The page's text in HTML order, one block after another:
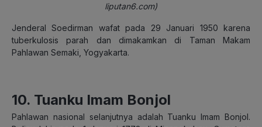
liputan6.com)
Jenderal Soedirman wafat pada 29 Januari 1950 karena
tuberkulosis parah dan dimakamkan di Taman Makam
Pahlawan Semaki, Yogyakarta.
10. Tuanku Imam Bonjol
Pahlawan nasional selanjutnya adalah Tuanku Imam Bonjol.